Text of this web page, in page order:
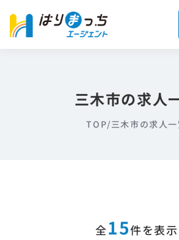
三木市の求人
TOP/三木市の求人
全15件を表示